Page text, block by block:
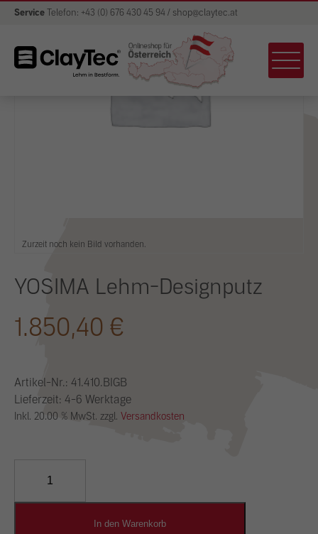
Service Telefon: +43 (0) 676 430 45 94 / shop@claytec.at
Zurzeit noch kein Bild vorhanden.
YOSIMA Lehm-Designputz
1.850,40 €
Artikel-Nr.: 41.410.BIGB
Lieferzeit: 4-6 Werktage
Inkl. 20.00 % MwSt. zzgl. Versandkosten
Designputz
In den Warenkorb